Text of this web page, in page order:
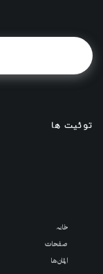
توئیت ها
خانه
صفحات
المان ها